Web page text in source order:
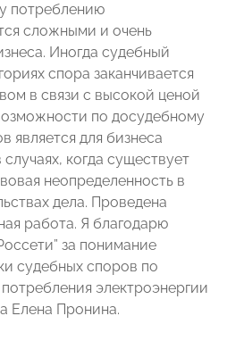
потреблению
сложными и очень
Иногда судебный
спора заканчивается
в связи с высокой ценой
по досудебному
является для бизнеса
когда существует
неопределенность в
дела. Проведена
работа. Я благодарю
за понимание
судебных споров по
электроэнергии
Елена Пронина.